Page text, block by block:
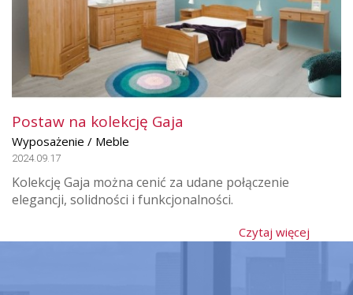
Postaw na kolekcję Gaja
Wyposażenie / Meble
2024.09.17
Kolekcję Gaja można cenić za udane połączenie
elegancji, solidności i funkcjonalności.
Czytaj więcej